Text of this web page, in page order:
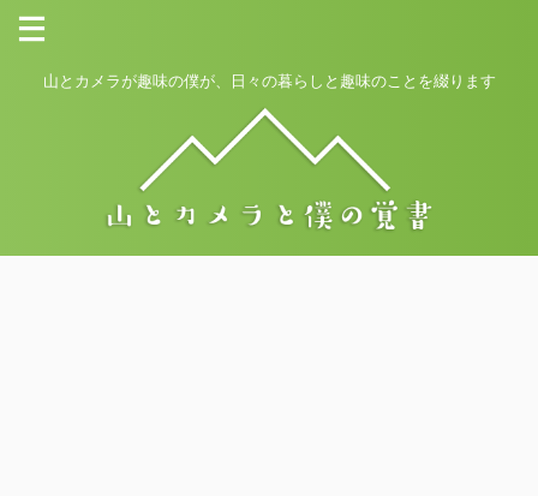
山とカメラが趣味の僕が、日々の暮らしと趣味のことを綴ります